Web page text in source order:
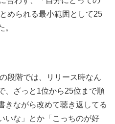
められる最小範囲として25
。
段階では、リリース時なん
、ざっと1位から25位まで順
きながら改めて聴き返してる
いな」とか「こっちのが好